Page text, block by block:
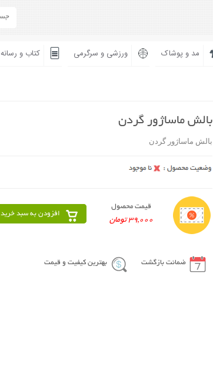
مد و پوشاک ورزشی و سرگرمی کتاب و رسانه
بالش ماساژور گردن
بالش ماساژور گردن
قیمت محصول
39,000 تومان
افزودن به سبد خرید
ضمانت بازگشت بهترین کیفیت و قیمت